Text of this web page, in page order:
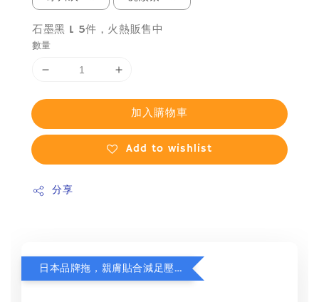
石墨黑 L 5件，火熱販售中
數量
加入購物車
Add to wishlist
分享
日本品牌拖，親膚貼合減足壓，超值加購75折！